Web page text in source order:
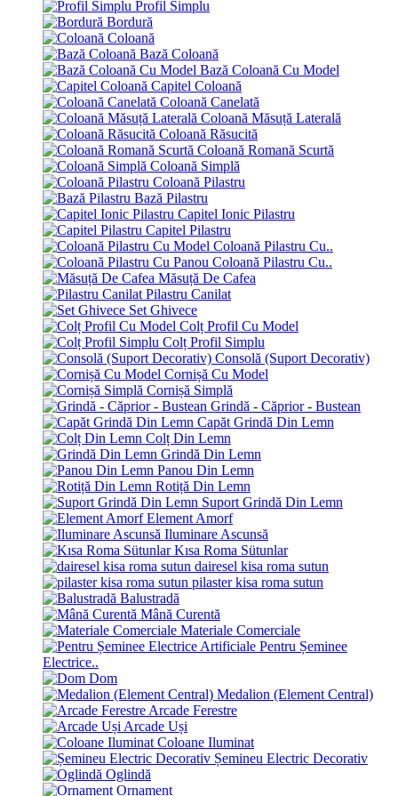
Profil Simplu
Bordură
Coloană
Bază Coloană
Bază Coloană Cu Model
Capitel Coloană
Coloană Canelată
Coloană Măsuță Laterală
Coloană Răsucită
Coloană Romană Scurtă
Coloană Simplă
Coloană Pilastru
Bază Pilastru
Capitel Ionic Pilastru
Capitel Pilastru
Coloană Pilastru Cu..
Coloană Pilastru Cu..
Măsuță De Cafea
Pilastru Canilat
Set Ghivece
Colț Profil Cu Model
Colț Profil Simplu
Consolă (Suport Decorativ)
Cornișă Cu Model
Cornișă Simplă
Grindă - Căprior - Bustean
Capăt Grindă Din Lemn
Colț Din Lemn
Grindă Din Lemn
Panou Din Lemn
Rotiță Din Lemn
Suport Grindă Din Lemn
Element Amorf
Iluminare Ascunsă
Kısa Roma Sütunlar
dairesel kisa roma sutun
pilaster kisa roma sutun
Balustradă
Mână Curentă
Materiale Comerciale
Pentru Șeminee
Electrice..
Dom
Medalion (Element Central)
Arcade Ferestre
Arcade Uși
Coloane Iluminat
Șemineu Electric Decorativ
Oglindă
Ornament